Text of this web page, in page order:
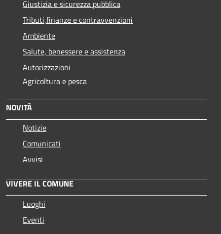
Giustizia e sicurezza pubblica
Tributi,finanze e contravvenzioni
Ambiente
Salute, benessere e assistenza
Autorizzazioni
Agricoltura e pesca
NOVITÀ
Notizie
Comunicati
Avvisi
VIVERE IL COMUNE
Luoghi
Eventi